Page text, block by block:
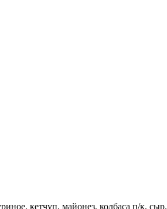
кетчуп, майонез, колбаса п/к, сыр.